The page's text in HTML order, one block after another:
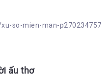
so-mien-man-p270234757
ấu thơ